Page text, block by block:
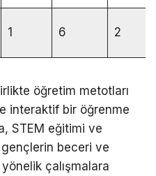
1 6 2
öğretim metotları
interaktif bir öğrenme
STEM eğitimi ve
beceri ve
çalışmalara